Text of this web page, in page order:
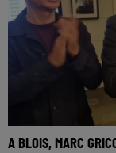
A BLOIS, MARC